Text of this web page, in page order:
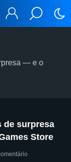
— e o
de surpresa
Store